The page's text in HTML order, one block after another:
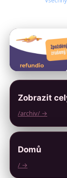
Zobrazit
/archiv/ →
Domů
/ →